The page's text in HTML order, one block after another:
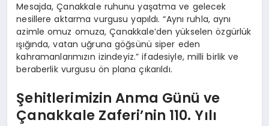
Mesajda, Çanakkale ruhunu yaşatma ve gelecek
nesillere aktarma vurgusu yapıldı. “Aynı ruhla, aynı
azimle omuz omuza, Çanakkale’den yükselen özgürlük
ışığında, vatan uğruna göğsünü siper eden
kahramanlarımızın izindeyiz.” ifadesiyle, milli birlik ve
beraberlik vurgusu ön plana çıkarıldı.
Şehitlerimizin Anma Günü ve
Çanakkale Zaferi’nin 110. Yılı